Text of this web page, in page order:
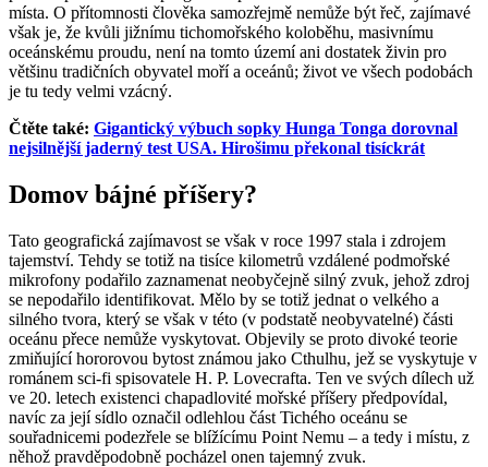
místa. O přítomnosti člověka samozřejmě nemůže být řeč, zajímavé
však je, že kvůli jižnímu tichomořského koloběhu, masivnímu
oceánskému proudu, není na tomto území ani dostatek živin pro
většinu tradičních obyvatel moří a oceánů; život ve všech podobách
je tu tedy velmi vzácný.
Čtěte také: Gigantický výbuch sopky Hunga Tonga dorovnal
nejsilnější jaderný test USA. Hirošimu překonal tisíckrát
Domov bájné příšery?
Tato geografická zajímavost se však v roce 1997 stala i zdrojem
tajemství. Tehdy se totiž na tisíce kilometrů vzdálené podmořské
mikrofony podařilo zaznamenat neobyčejně silný zvuk, jehož zdroj
se nepodařilo identifikovat. Mělo by se totiž jednat o velkého a
silného tvora, který se však v této (v podstatě neobyvatelné) části
oceánu přece nemůže vyskytovat. Objevily se proto divoké teorie
zmiňující hororovou bytost známou jako Cthulhu, jež se vyskytuje v
románem sci-fi spisovatele H. P. Lovecrafta. Ten ve svých dílech už
ve 20. letech existenci chapadlovité mořské příšery předpovídal,
navíc za její sídlo označil odlehlou část Tichého oceánu se
souřadnicemi podezřele se blížícímu Point Nemu – a tedy i místu, z
něhož pravděpodobně pocházel onen tajemný zvuk.